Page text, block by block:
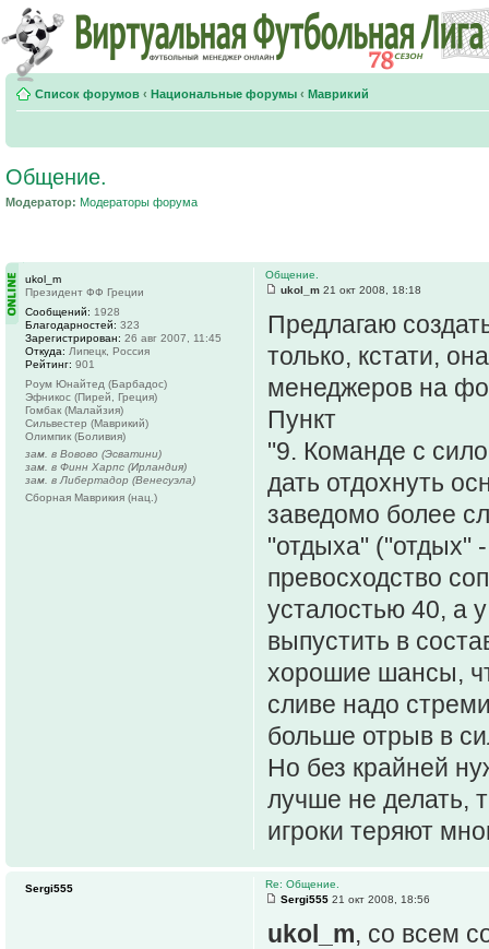
Список форумов ‹ Национальные форумы ‹ Маврикий
Общение.
Модератор: Модераторы форума
Общение.
ukol_m 21 окт 2008, 18:18
Предлагаю
только, кстати,
менеджеров на
Пункт
"9. Команде с
дать отдохнуть
заведомо более
"отдыха" ("отдых"
превосходство
усталостью 40, а
выпустить в
хорошие шансы,
сливе надо
больше отрыв в
Но без крайней
лучше не делать,
игроки теряют
ukol_m
Президент ФФ Греции
Сообщений: 1928
Благодарностей: 323
Зарегистрирован: 26 авг 2007, 11:45
Откуда: Липецк, Россия
Рейтинг: 901
Роум Юнайтед (Барбадос)
Эфникос (Пирей, Греция)
Гомбак (Малайзия)
Сильвестер (Маврикий)
Олимпик (Боливия)
зам. в Вовово (Эсватини)
зам. в Финн Харпс (Ирландия)
зам. в Либертадор (Венесуэла)
Сборная Маврикия (нац.)
Re: Общение.
Sergi555 21 окт 2008, 18:56
ukol_m, со всем
Sergi555